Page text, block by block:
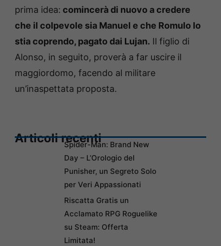
prima idea: comincerà di nuovo a credere
che il colpevole sia Manuel e che Romulo lo
stia coprendo, pagato dai Lujan. Il figlio di
Alonso, in seguito, proverà a far uscire il
maggiordomo, facendo al militare
un’inaspettata proposta.
Articoli recentiSpider-Man: Brand New
Day – L’Orologio del
Punisher, un Segreto Solo
per Veri Appassionati
Riscatta Gratis un
Acclamato RPG Roguelike
su Steam: Offerta
Limitata!